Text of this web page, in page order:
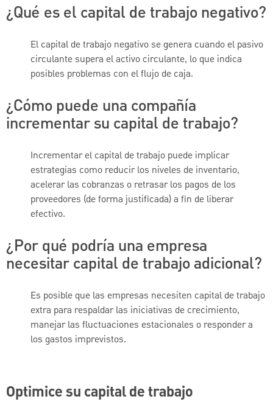
¿Qué es el capital de trabajo negativo?
El capital de trabajo negativo se genera cuando el pasivo
circulante supera el activo circulante, lo que indica
posibles problemas con el flujo de caja.
¿Cómo puede una compañía
incrementar su capital de trabajo?
Incrementar el capital de trabajo puede implicar
estrategias como reducir los niveles de inventario,
acelerar las cobranzas o retrasar los pagos de los
proveedores (de forma justificada) a fin de liberar
efectivo.
¿Por qué podría una empresa
necesitar capital de trabajo adicional?
Es posible que las empresas necesiten capital de trabajo
extra para respaldar las iniciativas de crecimiento,
manejar las fluctuaciones estacionales o responder a
los gastos imprevistos.
Optimice su capital de trabajo